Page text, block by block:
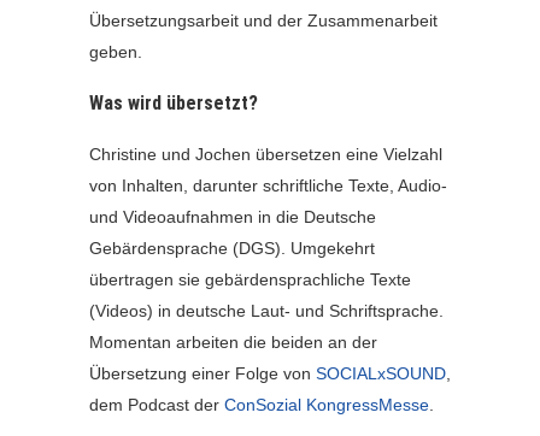
Übersetzungsarbeit und der Zusammenarbeit
geben.
Was wird übersetzt?
Christine und Jochen übersetzen eine Vielzahl
von Inhalten, darunter schriftliche Texte, Audio-
und Videoaufnahmen in die Deutsche
Gebärdensprache (DGS). Umgekehrt
übertragen sie gebärdensprachliche Texte
(Videos) in deutsche Laut- und Schriftsprache.
Momentan arbeiten die beiden an der
Übersetzung einer Folge von SOCIALxSOUND
dem Podcast der ConSozial KongressMesse